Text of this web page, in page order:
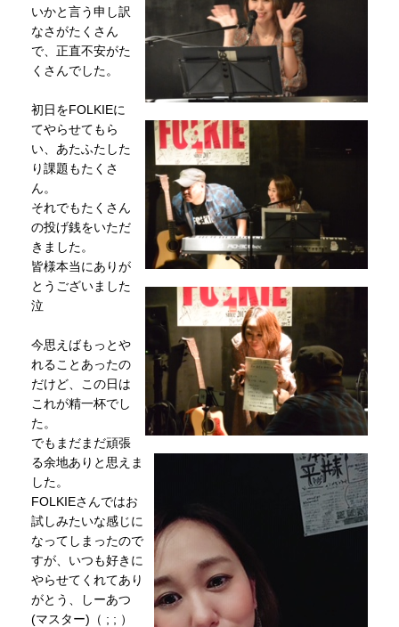
いかと言う申し訳
なさがたくさん
で、正直不安がた
くさんでした。
初日をFOLKIEに
てやらせてもら
い、あたふたした
り課題もたくさ
ん。
それでもたくさん
の投げ銭をいただ
きました。
皆様本当にありが
とうございました
泣
今思えばもっとや
れることあったの
だけど、この日は
これが精一杯でし
た。
でもまだまだ頑張
る余地ありと思えま
した。
FOLKIEさんではお
試しみたいな感じに
なってしまったので
すが、いつも好きに
やらせてくれてあり
がとう、しーあつ
(マスター)（ ; ; ）